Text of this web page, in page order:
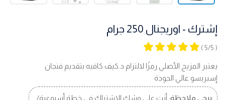
إشترك - اوريجنال 250 جرام
( 5/5 )
يعتبر المزيج الأصلي رمزًا لالتزام د.كيف كافيه بتقديم فنجان
إسبريسو عالي الجودة
يرجى ملاحظة: أنت على وشك الاشتراك في خطة أسبوعية/